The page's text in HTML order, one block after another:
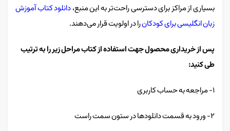
بسیاری از مراکز برای دسترسی راحت‌تر به این منبع،دانلود کتاب آموزش
زبان انگلیسی برای کودکانرا در اولویت قرار می‌دهند.
پس از خریداری محصول جهت استفاده از کتاب مراحل زیر را به ترتیب
طی کنید:
۱- مراجعه به حساب کاربری
۲- ورود به قسمت دانلودها در ستون سمت راست